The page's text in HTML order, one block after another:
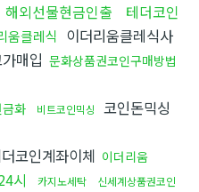
해외선물현금인출
테더코인
움클레식 이더리움클레식사
매입 문화상품권코인구매방법
화 비트코인믹싱
코인돈믹싱
코인계좌이체 이더리움
시 카지노세탁
신세계상품권코인